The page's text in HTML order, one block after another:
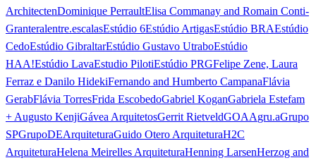
ArchitectenDominique PerraultElisa Commanay and Romain Conti-
Granteralentre.escalasEstúdio 6Estúdio ArtigasEstúdio BRAEstúdio
CedoEstúdio GibraltarEstúdio Gustavo UtraboEstúdio
HAA!Estúdio LavaEstudio PilotiEstúdio PRGFelipe Zene, Laura
Ferraz e Danilo HidekiFernando and Humberto CampanaFlávia
GerabFlávia TorresFrida EscobedoGabriel KoganGabriela Estefam
+ Augusto KenjiGávea ArquitetosGerrit RietveldGOAAgru.aGrupo
SPGrupoDEArquiteturaGuido Otero ArquiteturaH2C
ArquiteturaHelena Meirelles ArquiteturaHenning LarsenHerzog and